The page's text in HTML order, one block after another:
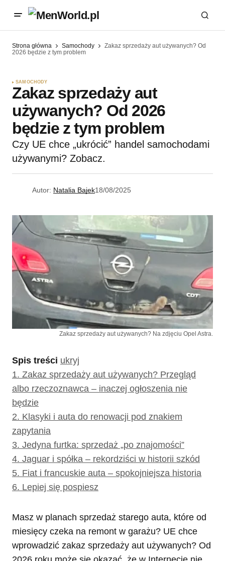
Strona główna Samochody
Zakaz sprzedaży aut używanych? Od
2026 będzie z tym problem
SAMOCHODY
Zakaz sprzedaży aut
używanych? Od 2026
będzie z tym problem
Czy UE chce „ukrócić” handel samochodami
używanymi? Zobacz.
Autor: Natalia Bajek18/08/2025
Zakaz sprzedaży aut używanych? Na zdjęciu Opel Astra.
Spis treści ukryj
1. Zakaz sprzedaży aut używanych? Przegląd
albo rzeczoznawca – inaczej ogłoszenia nie
będzie
2. Klasyki i auta do renowacji pod znakiem
zapytania
3. Jedyna furtka: sprzedaż „po znajomości”
4. Jaguar i spółka – rekordziści w historii szkód
5. Fiat i francuskie auta – spokojniejsza historia
6. Lepiej się pospiesz
Masz w planach sprzedaż starego auta, które od
miesięcy czeka na remont w garażu? UE chce
wprowadzić zakaz sprzedaży aut używanych? Od